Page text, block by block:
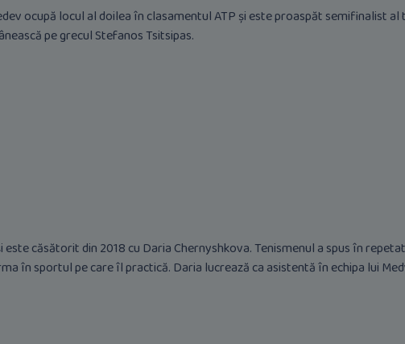
ocupă locul al doilea în clasamentul ATP și este proaspăt semifinalist al
pe grecul Stefanos Tsitsipas.
căsătorit din 2018 cu Daria Chernyshkova. Tenismenul a spus în
în sportul pe care îl practică. Daria lucrează ca asistentă în echipa lui